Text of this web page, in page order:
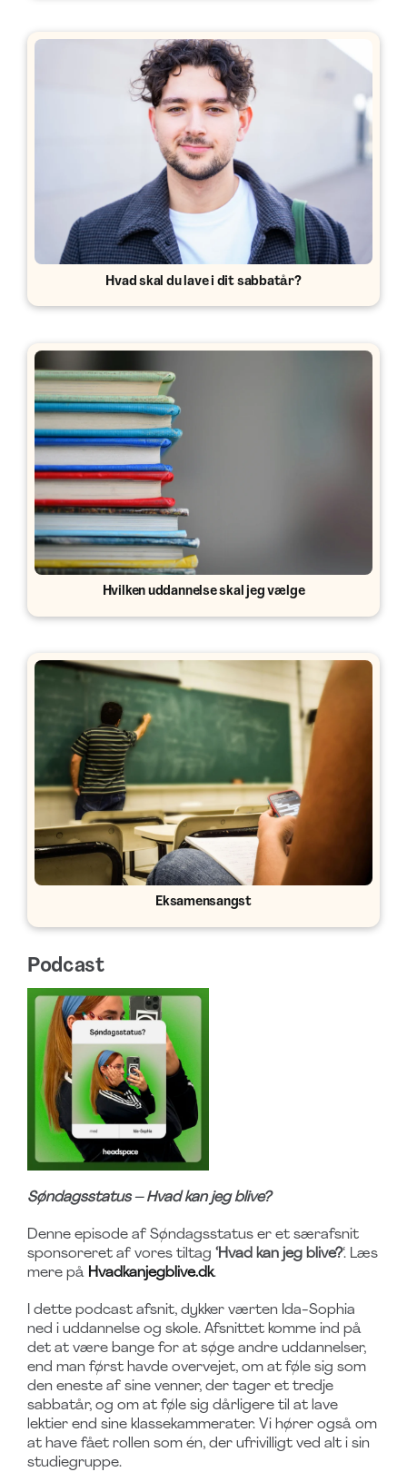
Hvad skal du lave i dit sabbatår?
Hvilken uddannelse skal jeg vælge
Eksamensangst
Podcast
Søndagsstatus –Hvad kan jeg blive?
Denne episode af Søndagsstatus er et særafsnit
sponsoreret af vores tiltag ‘Hvad kan jeg blive?‘. Læs
mere på Hvadkanjegblive.dk.
I dette podcast afsnit, dykker værten Ida-Sophia
ned i uddannelse og skole. Afsnittet komme ind på
det at være bange for at søge andre uddannelser,
end man først havde overvejet, om at føle sig som
den eneste af sine venner, der tager et tredje
sabbatår, og om at føle sig dårligere til at lave
lektier end sine klassekammerater. Vi hører også om
at have fået rollen som én, der ufrivilligt ved alt i sin
studiegruppe.